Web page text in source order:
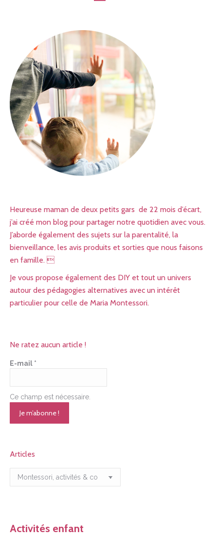
Heureuse maman de deux petits gars de 22 mois d’écart,
j’ai créé mon blog pour partager notre quotidien avec vous.
J’aborde également des sujets sur la parentalité, la
bienveillance, les avis produits et sorties que nous faisons
en famille. 
Je vous propose également des DIY et tout un univers
autour des pédagogies alternatives avec un intérêt
particulier pour celle de Maria Montessori.
Ne ratez aucun article !
E-mail *
Ce champ est nécessaire.
Articles
Articles
Activités enfant